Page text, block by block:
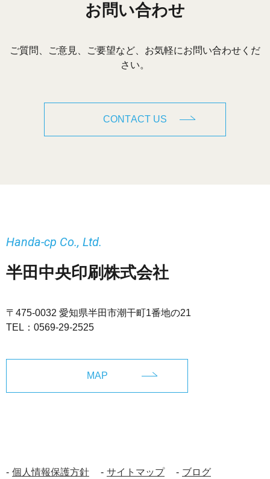
お問い合わせ
ご質問、ご意見、ご要望など、お気軽にお問い合わせくだ
さい。
CONTACT US
半田中央印刷株式会社
Handa-cp Co., Ltd.
〒475-0032 愛知県半田市潮干町1番地の21
TEL： 0569-29-2525
MAP
個人情報保護方針 サイトマップ ブログ